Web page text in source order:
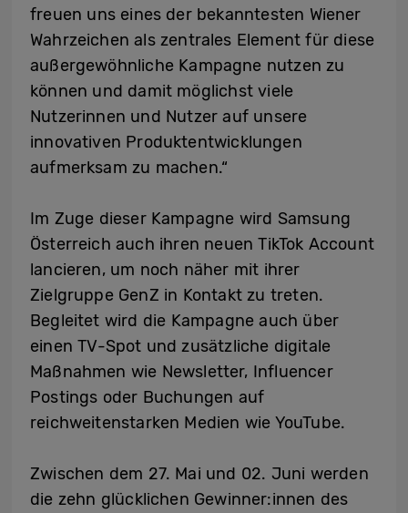
freuen uns eines der bekanntesten Wiener
Wahrzeichen als zentrales Element für diese
außergewöhnliche Kampagne nutzen zu
können und damit möglichst viele
Nutzerinnen und Nutzer auf unsere
innovativen Produktentwicklungen
aufmerksam zu machen.“
Im Zuge dieser Kampagne wird Samsung
Österreich auch ihren neuen TikTok Account
lancieren, um noch näher mit ihrer
Zielgruppe GenZ in Kontakt zu treten.
Begleitet wird die Kampagne auch über
einen TV-Spot und zusätzliche digitale
Maßnahmen wie Newsletter, Influencer
Postings oder Buchungen auf
reichweitenstarken Medien wie YouTube.
Zwischen dem 27. Mai und 02. Juni werden
die zehn glücklichen Gewinner:innen des